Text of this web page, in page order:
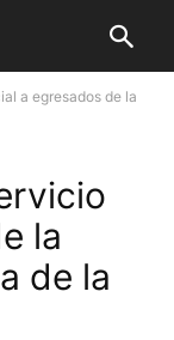
a egresados de la
la
de la